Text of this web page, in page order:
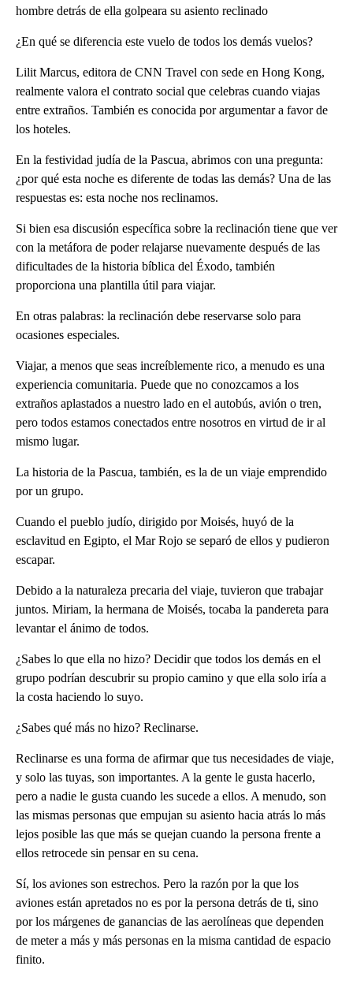
hombre detrás de ella golpeara su asiento reclinado
¿En qué se diferencia este vuelo de todos los demás vuelos?
Lilit Marcus, editora de CNN Travel con sede en Hong Kong,
realmente valora el contrato social que celebras cuando viajas
entre extraños. También es conocida por argumentar a favor de
los hoteles.
En la festividad judía de la Pascua, abrimos con una pregunta:
¿por qué esta noche es diferente de todas las demás? Una de las
respuestas es: esta noche nos reclinamos.
Si bien esa discusión específica sobre la reclinación tiene que ver
con la metáfora de poder relajarse nuevamente después de las
dificultades de la historia bíblica del Éxodo, también
proporciona una plantilla útil para viajar.
En otras palabras: la reclinación debe reservarse solo para
ocasiones especiales.
Viajar, a menos que seas increíblemente rico, a menudo es una
experiencia comunitaria. Puede que no conozcamos a los
extraños aplastados a nuestro lado en el autobús, avión o tren,
pero todos estamos conectados entre nosotros en virtud de ir al
mismo lugar.
La historia de la Pascua, también, es la de un viaje emprendido
por un grupo.
Cuando el pueblo judío, dirigido por Moisés, huyó de la
esclavitud en Egipto, el Mar Rojo se separó de ellos y pudieron
escapar.
Debido a la naturaleza precaria del viaje, tuvieron que trabajar
juntos. Miriam, la hermana de Moisés, tocaba la pandereta para
levantar el ánimo de todos.
¿Sabes lo que ella no hizo? Decidir que todos los demás en el
grupo podrían descubrir su propio camino y que ella solo iría a
la costa haciendo lo suyo.
¿Sabes qué más no hizo? Reclinarse.
Reclinarse es una forma de afirmar que tus necesidades de viaje,
y solo las tuyas, son importantes. A la gente le gusta hacerlo,
pero a nadie le gusta cuando les sucede a ellos. A menudo, son
las mismas personas que empujan su asiento hacia atrás lo más
lejos posible las que más se quejan cuando la persona frente a
ellos retrocede sin pensar en su cena.
Sí, los aviones son estrechos. Pero la razón por la que los
aviones están apretados no es por la persona detrás de ti, sino
por los márgenes de ganancias de las aerolíneas que dependen
de meter a más y más personas en la misma cantidad de espacio
finito.